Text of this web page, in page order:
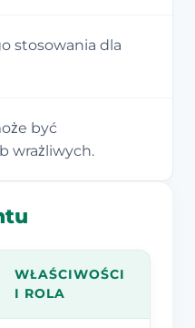
stosowania dla
być
wrażliwych.
WŁAŚCIWOŚCI
I ROLA